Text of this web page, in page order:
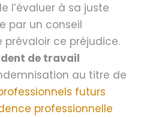
l’évaluer à sa juste
par un conseil
ce préjudice.
de travail
au titre de
futurs
professionnelle